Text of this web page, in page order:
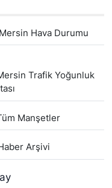
Mersin Hava Durumu
Trafik Yoğunluk
Manşetler
Arşivi